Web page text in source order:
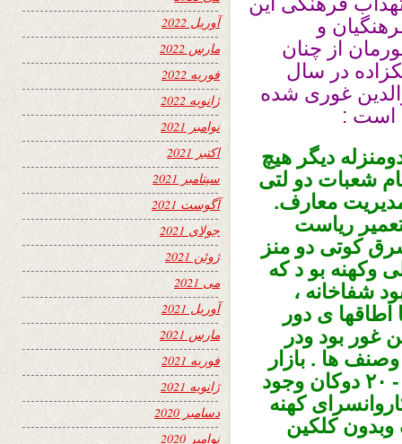
و
از چنان
در سال
غوری شده
است :
دیگر هیچ
شعبات دو لتی
معارف.
ریاست
کوتی دو منز
وکهنه بو د که
شفاخانه ،
ی دور
غور بود ودر
ها . بازار
درجاده زیرجنگل دهن کندیوال درحدود ۱۵- ۲۰ دوکان وجود
کهنه
وبدون کلکین
آوریل 2022
مارس 2022
فوریه 2022
ژانویه 2022
نوامبر 2021
اکتبر 2021
سپتامبر 2021
آگوست 2021
جولای 2021
ژوئن 2021
می 2021
آوریل 2021
مارس 2021
فوریه 2021
ژانویه 2021
دسامبر 2020
نوامبر 2020